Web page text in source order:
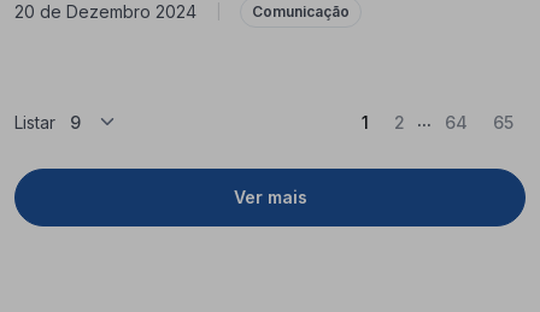
20 de Dezembro 2024 Comunicação
Listar
Ver mais
1 (Atual)
2 ... 64 65